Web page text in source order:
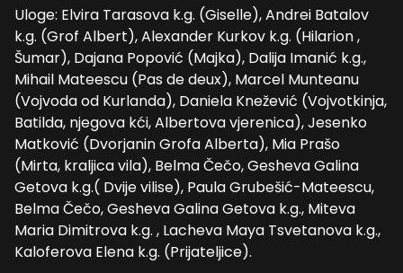
Uloge: Elvira Tarasova k.g. (Giselle), Andrei Batalov
k.g. (Grof Albert), Alexander Kurkov k.g. (Hilarion ,
Šumar), Dajana Popović (Majka), Dalija Imanić k.g.,
Mihail Mateescu (Pas de deux), Marcel Munteanu
(Vojvoda od Kurlanda), Daniela Knežević (Vojvotkinja,
Batilda, njegova kći, Albertova vjerenica), Jesenko
Matković (Dvorjanin Grofa Alberta), Mia Prašo
(Mirta, kraljica vila), Belma Čečo, Gesheva Galina
Getova k.g.( Dvije vilise), Paula Grubešić-Mateescu,
Belma Čečo, Gesheva Galina Getova k.g., Miteva
Maria Dimitrova k.g. , Lacheva Maya Tsvetanova k.g.,
Kaloferova Elena k.g. (Prijateljice).